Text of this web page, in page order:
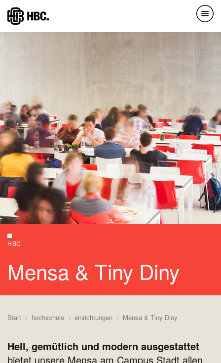
Direkt
zum
Inhalt
HBC
Mensa & Tiny Diny
Start hochschule einrichtungen Mensa & Tiny Diny
Hell, gemütlich und modern ausgestattet
bietet unsere Mensa am Campus Stadt allen